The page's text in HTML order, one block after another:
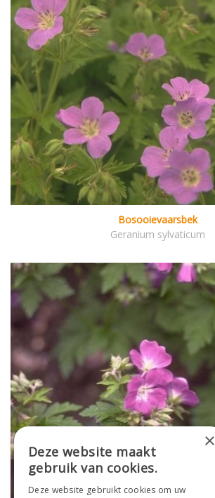
Bosooievaarsbek
Geranium sylvaticum
×
Deze website maakt
gebruik van cookies.
Deze website gebruikt cookies om uw